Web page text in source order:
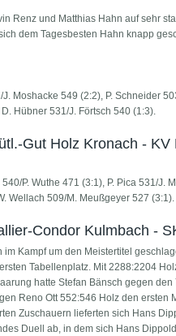
Renz und Matthias Hahn auf sehr
dem Tagesbesten Hahn knapp
Moshacke 549 (2:2), P. Schneider
Hübner 531/J. Förtsch 540 (1:3).
Gut Holz Kronach -
P. Wuthe 471 (3:1), P. Pica 531/J.
Wellach 509/M. Meußgeyer 527 (3:1).
Condor Kulmbach -
Kampf um den Meistertitel
Tabellenplatz. Mit 2288:2204
hatte Stefan Bänsch gegen
Reno Ott 552:546 Holz den ersten
Zuschauern lieferten sich Hans
Duell ab, in dem sich Hans